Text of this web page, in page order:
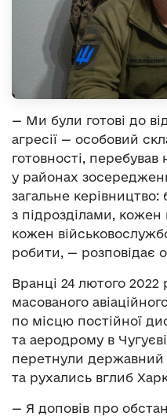
— Ми були готові до
агресії — особовий
готовності,
у районах
загальне керівництво:
з підрозділами,
кожен
робити, — розповідає
Вранці 24 лютого 2022
масованого
по місцю постійної
та аеродрому в
перетнули державний
та рухались вглиб
— Я доповів про